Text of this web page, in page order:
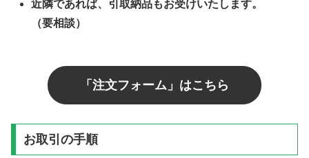
近隣であれば、引取納品もお受けいたします。
（要相談）
「注文フォーム」はこちら
お取引の手順